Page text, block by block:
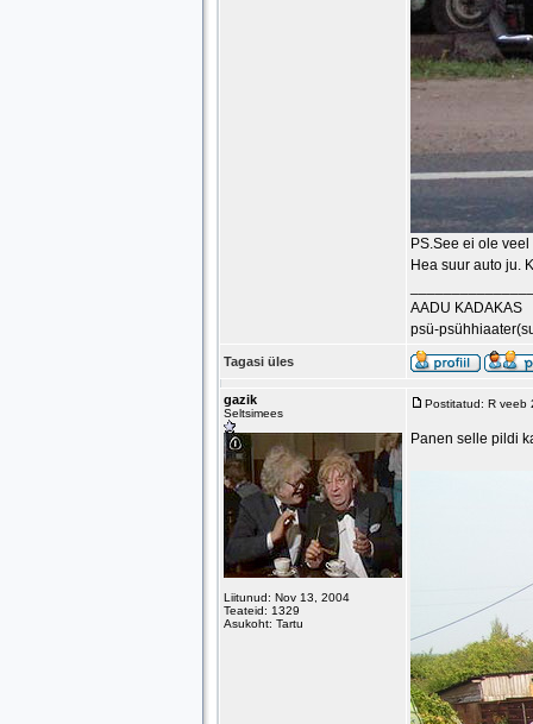
PS.See ei ole
Hea suur auto ju.
AADU KADAKAS
psü-
Tagasi üles
gazik
Seltsimees
Liitunud: Nov 13, 2004
Teateid: 1329
Asukoht: Tartu
Postitatud: R veeb
Panen selle pildi